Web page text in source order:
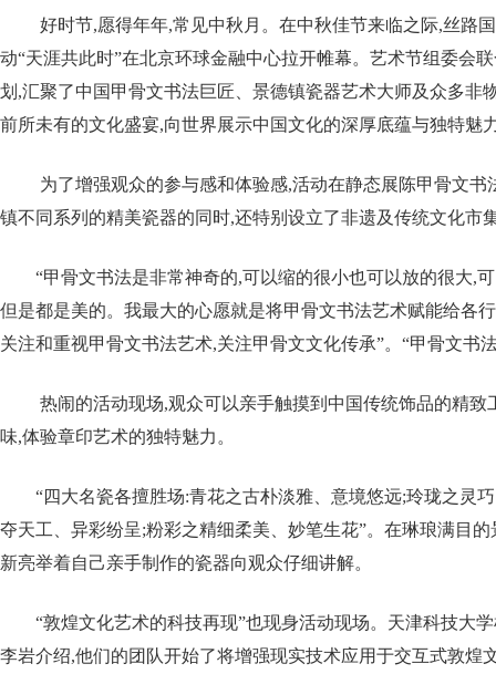
好时节,愿得年年,常见中秋月。在中秋佳节来临之际,丝路
动“天涯共此时”在北京环球金融中心拉开帷幕。艺术节组委会
划,汇聚了中国甲骨文书法巨匠、景德镇瓷器艺术大师及众多非
前所未有的文化盛宴,向世界展示中国文化的深厚底蕴与独特魅
为了增强观众的参与感和体验感,活动在静态展陈甲骨文书
镇不同系列的精美瓷器的同时,还特别设立了非遗及传统文化市
“甲骨文书法是非常神奇的,可以缩的很小也可以放的很大,
但是都是美的。我最大的心愿就是将甲骨文书法艺术赋能给各
关注和重视甲骨文书法艺术,关注甲骨文文化传承”。“甲骨文书
热闹的活动现场,观众可以亲手触摸到中国传统饰品的精致
味,体验章印艺术的独特魅力。
“四大名瓷各擅胜场:青花之古朴淡雅、意境悠远;玲珑之灵
夺天工、异彩纷呈;粉彩之精细柔美、妙笔生花”。在琳琅满目
新亮举着自己亲手制作的瓷器向观众仔细讲解。
“敦煌文化艺术的科技再现”也现身活动现场。天津科技大
李岩介绍,他们的团队开始了将增强现实技术应用于交互式敦煌